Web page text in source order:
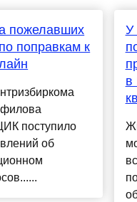
пожелавших
поправкам к
поступило
об
У
в